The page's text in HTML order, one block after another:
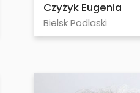
Czyżyk Eugenia
Bielsk Podlaski